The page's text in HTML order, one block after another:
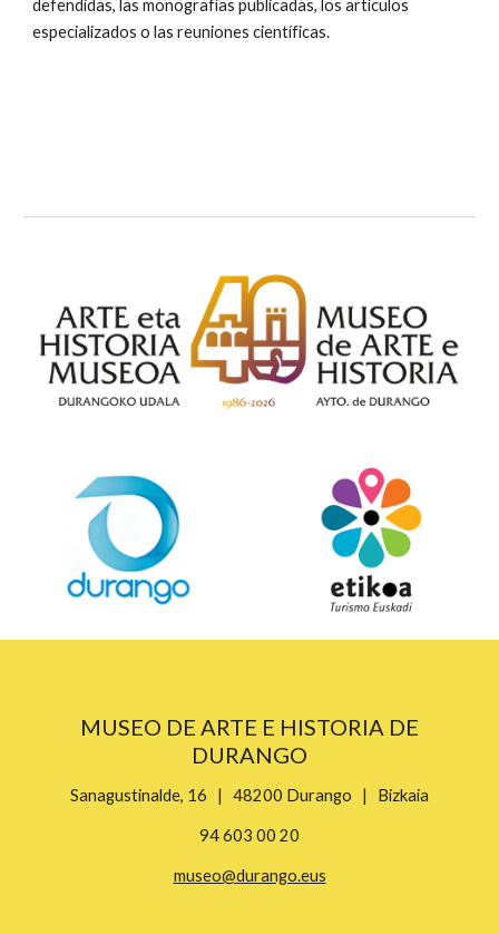
defendidas, las monografías publicadas, los artículos
especializados o las reuniones científicas.
MUSEO DE ARTE E HISTORIA DE
DURANGO
Sanagustinalde, 16 | 48200 Durango | Bizkaia
94 603 00 20
museo@durango.eus